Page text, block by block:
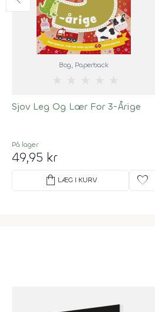
Bog, Paperback
Sjov Leg Og Lær For 3-Årige
På lager
49,95 kr
shopping_bag LÆG I KURV favorite